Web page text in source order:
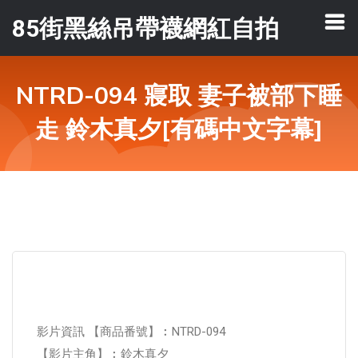
85街黑絲吊帶襪網紅自拍
NTRD-094 寢取 妻子被部下睡
走 鈴木真夕[有碼中文字幕]
影片資訊 【商品番號】︰NTRD-094
【影片主角】︰鈴木真夕